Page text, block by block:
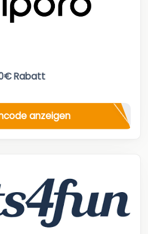
Rabatt
anzeigen